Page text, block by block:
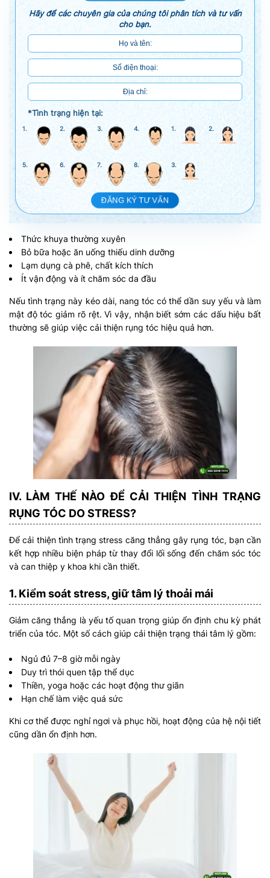
Hãy để các chuyên gia của chúng tôi phân tích và tư vấn
cho bạn.
*Tình trạng hiện tại:
1. 2. 3. 4. 1. 2.
5. 6. 7. 8. 3.
ĐĂNG KÝ TƯ VẤN
Thức khuya thường xuyên
Bỏ bữa hoặc ăn uống thiếu dinh dưỡng
Lạm dụng cà phê, chất kích thích
Ít vận động và ít chăm sóc da đầu
Nếu tình trạng này kéo dài, nang tóc có thể dần suy yếu và làm
mật độ tóc giảm rõ rệt. Vì vậy, nhận biết sớm các dấu hiệu bất
thường sẽ giúp việc cải thiện rụng tóc hiệu quả hơn.
IV. LÀM THẾ NÀO ĐỂ CẢI THIỆN TÌNH TRẠNG
RỤNG TÓC DO STRESS?
Để cải thiện tình trạng stress căng thẳng gây rụng tóc, bạn cần
kết hợp nhiều biện pháp từ thay đổi lối sống đến chăm sóc tóc
và can thiệp y khoa khi cần thiết.
1. Kiểm soát stress, giữ tâm lý thoải mái
Giảm căng thẳng là yếu tố quan trọng giúp ổn định chu kỳ phát
triển của tóc. Một số cách giúp cải thiện trạng thái tâm lý gồm:
Ngủ đủ 7–8 giờ mỗi ngày
Duy trì thói quen tập thể dục
Thiền, yoga hoặc các hoạt động thư giãn
Hạn chế làm việc quá sức
Khi cơ thể được nghỉ ngơi và phục hồi, hoạt động của hệ nội tiết
cũng dần ổn định hơn.